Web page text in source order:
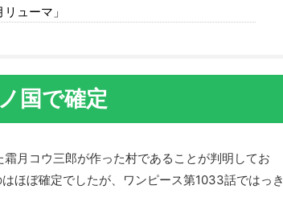
ューマ」
国で確定
月コウ三郎が作った村であることが判明してお
ほぼ確定でしたが、ワンピース第1033話ではっき